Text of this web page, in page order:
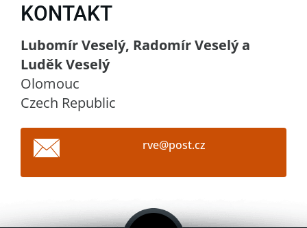
KONTAKT
Lubomír Veselý, Radomír Veselý a
Luděk Veselý
Olomouc
Czech Republic
rve@post.cz